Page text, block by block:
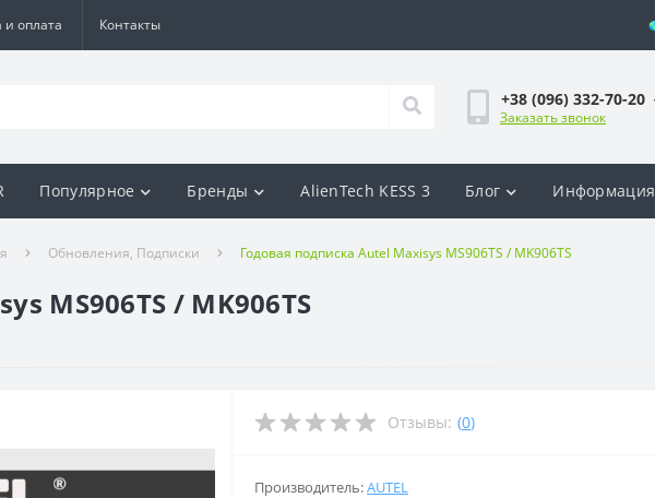
и оплата Контакты
+38 (096) 332-70-20
Заказать звонок
Популярное Бренды AlienTech KESS 3 Блог Информация
Обновления, Подписки Годовая подписка Autel Maxisys MS906TS / MK906TS
MS906TS / MK906TS
Отзывы: (0)
Производитель:AUTEL